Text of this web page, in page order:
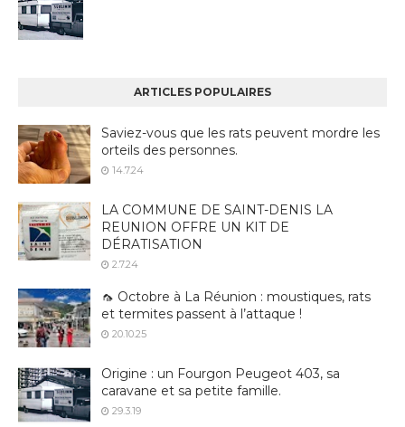
ARTICLES POPULAIRES
Saviez-vous que les rats peuvent mordre les
orteils des personnes.
14.7.24
LA COMMUNE DE SAINT-DENIS LA
REUNION OFFRE UN KIT DE
DÉRATISATION
2.7.24
🦟 Octobre à La Réunion : moustiques, rats
et termites passent à l’attaque !
20.10.25
Origine : un Fourgon Peugeot 403, sa
caravane et sa petite famille.
29.3.19